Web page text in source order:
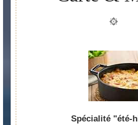
Spécialité "été-